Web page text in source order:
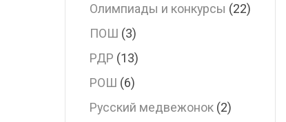
Олимпиады и конкурсы (22)
ПОШ (3)
РДР (13)
РОШ (6)
Русский медвежонок (2)